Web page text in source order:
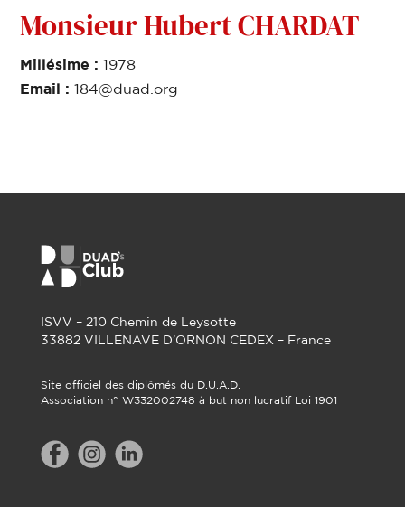
Monsieur Hubert CHARDAT
Millésime :1978
Email :184@duad.org
ISVV – 210 Chemin de Leysotte
33882 VILLENAVE D’ORNON CEDEX – France
Site officiel des diplômés du D.U.A.D.
Association n° W332002748 à but non lucratif Loi 1901